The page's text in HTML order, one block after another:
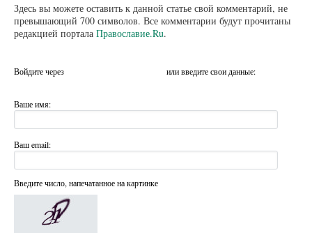
Здесь вы можете оставить к данной статье свой комментарий, не
превышающий 700 символов. Все комментарии будут прочитаны
редакцией портала Православие.Ru.
Войдите через или введите свои данные:
Ваше имя:
Ваш email:
Введите число, напечатанное на картинке